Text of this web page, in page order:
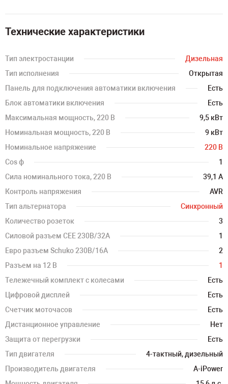
Технические характеристики
Тип электростанции
Дизельная
Тип исполнения
Открытая
Панель для подключения автоматики включения
Есть
Блок автоматики включения
Есть
Максимальная мощность, 220 В
9,5 кВт
Номинальная мощность, 220 В
9 кВт
Номинальное напряжение
220 В
Cos ф
1
Сила номинального тока, 220 В
39,1 А
Контроль напряжения
AVR
Тип альтернатора
Синхронный
Количество розеток
3
Силовой разъем CEE 230В/32А
1
Евро разъем Schuko 230В/16А
2
Разъем на 12 В
1
Тележечный комплект с колесами
Есть
Цифровой дисплей
Есть
Счетчик моточасов
Есть
Дистанционное управление
Нет
Защита от перегрузки
Есть
Тип двигателя
4-тактный, дизельный
Производитель двигателя
A-iPower